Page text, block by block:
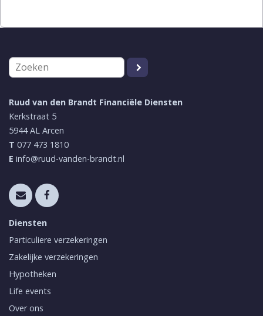
Ruud van den Brandt Financiële Diensten
Kerkstraat 5
5944 AL Arcen
T 077 473 1810
E info@ruud-vanden-brandt.nl
Diensten
Particuliere verzekeringen
Zakelijke verzekeringen
Hypotheken
Life events
Over ons